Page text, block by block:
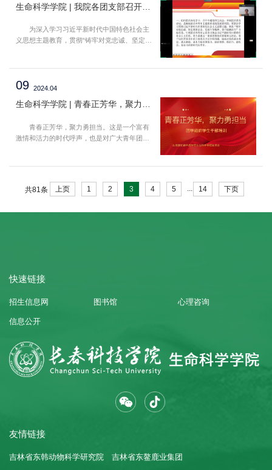
生命科学学院 | 我院各团支部召开专题组织生活会
为深入学习习近平新时代中国特色社会主
义思想主题教育，贯彻“铸牢对党忠诚、坚定理
想、...
09 2024.04
生命科学学院 | 青春正芳华，聚力勇担当 ——我院召开团学组织学生干部培训大会
青春正芳华，聚力勇担当。这是一个富有
激情和活力的时代呼声，也是对广大青年团学
共81条 上页 1 2 3 4 5 ... 14 下页
快速链接
招生信息网 图书馆 心理咨询
信息公开
友情链接
吉林省东韩动物科学研究院 吉林省东鳌鹿业集团